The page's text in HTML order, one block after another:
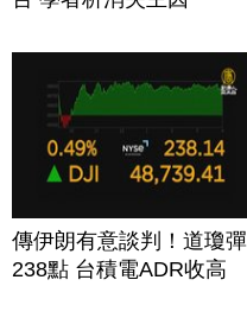
傳伊朗有意談判！道瓊彈
238點 台積電ADR收高